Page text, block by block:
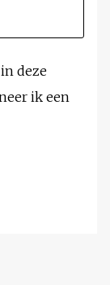
deze
ik een